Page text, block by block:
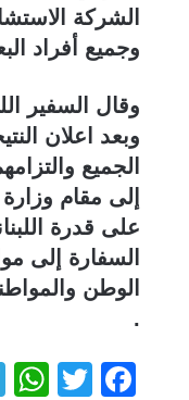
وجميع أفراد
وقال السفير
وبعد اعلان
الجميع
إلى مقام
على قدرة
السفارة إلى
الوطن
.
F
T